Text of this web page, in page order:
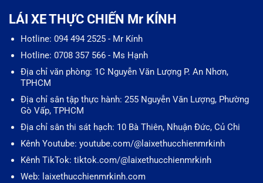
LÁI XE THỰC CHIẾN Mr KÍNH
Hotline: 094 494 2525 - Mr Kính
Hotline: 0708 357 566 - Ms Hạnh
Địa chỉ văn phòng: 1C Nguyễn Văn Lượng P. An Nhơn,
TPHCM
Địa chỉ sân tập thực hành: 255 Nguyễn Văn Lượng, Phường
Gò Vấp, TPHCM
Địa chỉ sân thi sát hạch: 10 Bà Thiên, Nhuận Đức, Củ Chi
Kênh Youtube: youtube.com/@laixethucchienmrkinh
Kênh TikTok: tiktok.com/@laixethucchienmrkinh
Web: laixethucchienmrkinh.com